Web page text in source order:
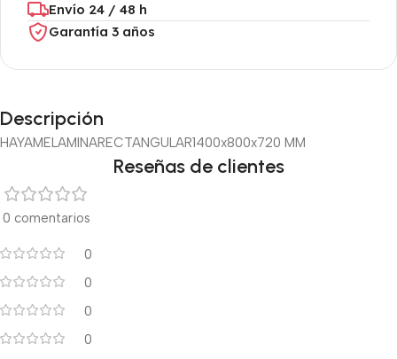
Envío 24 / 48 h
Garantía 3 años
Descripción
HAYAMELAMINARECTANGULAR1400x800x720 MM
Reseñas de clientes
0 comentarios
0
0
0
0